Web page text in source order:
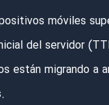
móviles
del servidor
están migrando a